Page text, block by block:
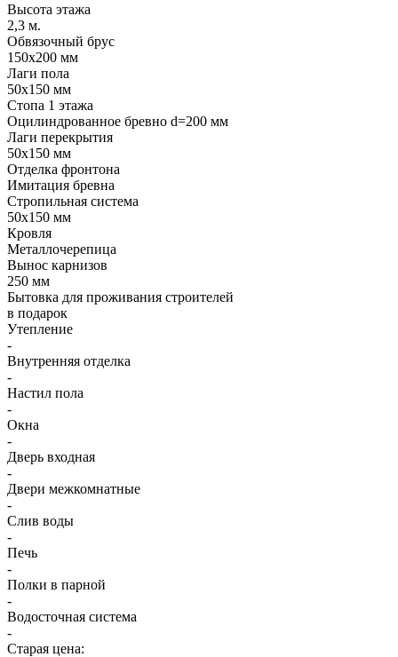
Высота этажа
2,3 м.
Обвязочный брус
150х200 мм
Лаги пола
50х150 мм
Стопа 1 этажа
Оцилиндрованное бревно d=200 мм
Лаги перекрытия
50х150 мм
Отделка фронтона
Имитация бревна
Стропильная система
50х150 мм
Кровля
Металлочерепица
Вынос карнизов
250 мм
Бытовка для проживания строителей
в подарок
Утепление
-
Внутренняя отделка
-
Настил пола
-
Окна
-
Дверь входная
-
Двери межкомнатные
-
Слив воды
-
Печь
-
Полки в парной
-
Водосточная система
-
Старая цена: